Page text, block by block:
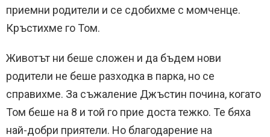
приемни родители и се сдобихме с момченце.
Кръстихме го Том.
Животът ни беше сложен и да бъдем нови
родители не беше разходка в парка, но се
справихме. За съжаление Джъстин почина, когато
Том беше на 8 и той го прие доста тежко. Те бяха
най-добри приятели. Но благодарение на